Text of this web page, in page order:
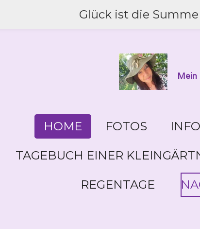
Glück ist die
Mein
HOME FOTOS
TAGEBUCH EINER
REGENTAGE